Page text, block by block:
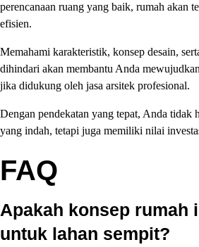
perencanaan ruang yang baik, rumah akan
efisien.
Memahami karakteristik, konsep desain,
dihindari akan membantu Anda
jika didukung oleh jasa arsitek profesional.
Dengan pendekatan yang tepat, Anda tidak
yang indah, tetapi juga memiliki nilai
FAQ
Apakah konsep rumah
untuk lahan sempit?